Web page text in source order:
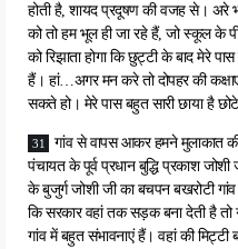
होती है, शायद प्रदूषण की वजह से।
को तो हम भूल ही जा रहे हैं, जो स्कूल के
को रिझाता होगा कि छुट्टी के बाद मेरे
हैं। हां…अगर मन करे तो दोपहर की
सकते हो। मेरे पास बहुत सारी छाया है
गांव से वापस आकर हमने मुलाकात
पंचायत के पूर्व प्रधान बुद्धि प्रकाश
के बुजुर्ग जोशी जी का बचपन बखरोटी गांव
कि सरकार वहां तक सड़क बना देती है तो
गांव में बहुत संभावनाएं हैं। वहां की